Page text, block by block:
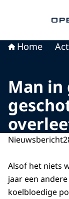
Home
Man in
Nieuwsbericht
Alsof het niets
jaar een
koelbloedige